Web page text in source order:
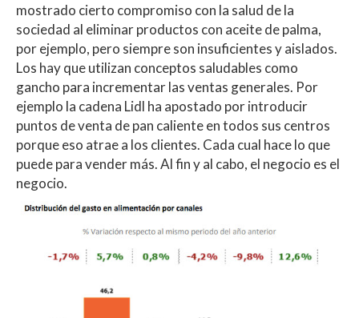
mostrado cierto compromiso con la salud de la
sociedad al eliminar productos con aceite de palma,
por ejemplo, pero siempre son insuficientes y aislados.
Los hay que utilizan conceptos saludables como
gancho para incrementar las ventas generales. Por
ejemplo la cadena Lidl ha apostado por introducir
puntos de venta de pan caliente en todos sus centros
porque eso atrae a los clientes. Cada cual hace lo que
puede para vender más. Al fin y al cabo, el negocio es el
negocio.